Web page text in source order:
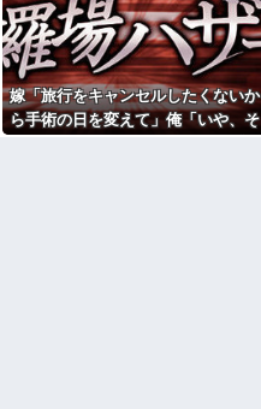
た頃の今田美桜、ガチのマジで
可愛くてワイらをびびらせまく
ってしまうw w w w w w w w
もう先が長くないと20代で宣
告された友達A。「会いに来てほ
しい」と言うので彼女の好きな
もの沢山もっていったんだけ
ど、なんとBが手渡した物は…
嫁「旅行をキャンセルしたくないか
ら手術の日を変えて」俺「いや、そ